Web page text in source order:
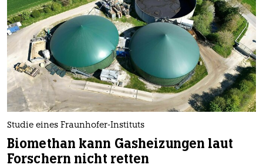
Studie eines Fraunhofer-Instituts
Biomethan kann Gasheizungen laut
Forschern nicht retten